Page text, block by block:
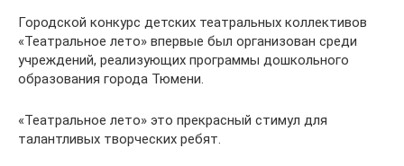
Городской конкурс детских театральных коллективов
«Театральное лето» впервые был организован среди
учреждений, реализующих программы дошкольного
образования города Тюмени.
«Театральное лето» это прекрасный стимул для
талантливых творческих ребят.